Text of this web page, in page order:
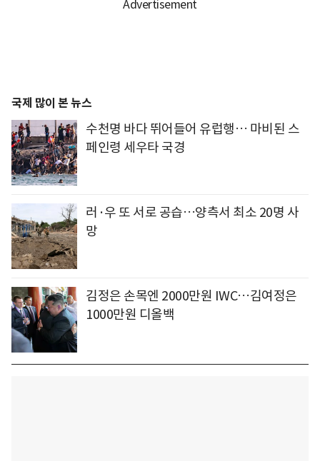
국제 많이 본 뉴스
수천명 바다 뛰어들어 유럽행… 마비된 스
페인령 세우타 국경
러·우 또 서로 공습…양측서 최소 20명 사
망
김정은 손목엔 2000만원 IWC…김여정은
1000만원 디올백